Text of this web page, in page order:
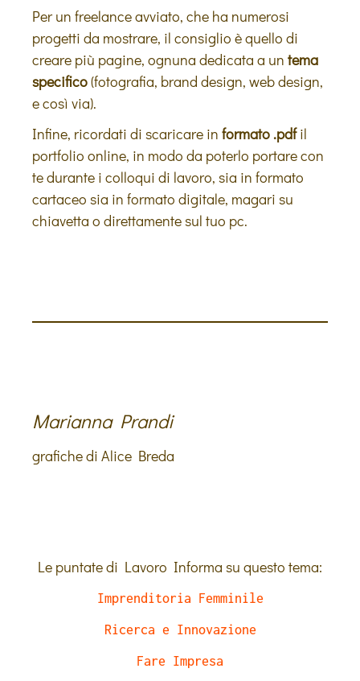
Per un freelance avviato, che ha numerosi
progetti da mostrare, il consiglio è quello di
creare più pagine, ognuna dedicata a un tema
specifico(fotografia, brand design, web design,
e così via).
Infine, ricordati di scaricare in formato .pdfil
portfolio online, in modo da poterlo portare con
te durante i colloqui di lavoro, sia in formato
cartaceo sia in formato digitale, magari su
chiavetta o direttamente sul tuo pc.
Marianna Prandi
grafiche di Alice Breda
Le puntate di Lavoro Informa su questo tema:
Imprenditoria Femminile
Ricerca e Innovazione
Fare Impresa